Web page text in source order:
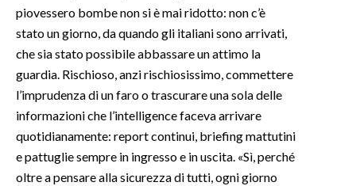
INFO AZIENDE
ABBONATI
NECROLOGI
PUBBLICITÀ
SPIAGGE
STORE
piovessero bombe non si è mai ridotto: non c’è
stato un giorno, da quando gli italiani sono arrivati,
che sia stato possibile abbassare un attimo la
guardia. Rischioso, anzi rischiosissimo, commettere
l’imprudenza di un faro o trascurare una sola delle
informazioni che l’intelligence faceva arrivare
quotidianamente: report continui, briefing mattutini
e pattuglie sempre in ingresso e in uscita. «Sì, perché
oltre a pensare alla sicurezza di tutti, ogni giorno